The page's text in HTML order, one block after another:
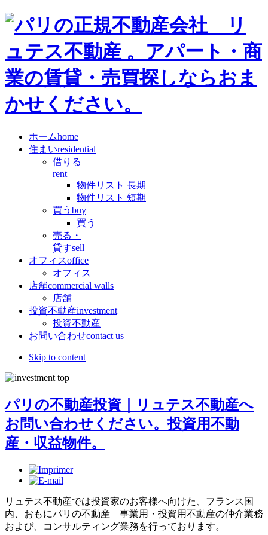
ホームhome
住まいresidential
借りる
rent
物件リスト 長期
物件リスト 短期
買う buy
買う
売る・
貸すsell
オフィスoffice
オフィス
店舗commercial walls
店舗
投資不動産investment
投資不動産
お問い合わせcontact us
Skip to content
パリの不動産投資｜リュテス不動産へ
お問い合わせください。投資用不動
産・収益物件。
リュテス不動産では投資家のお客様へ向けた、フランス国
内、おもにパリの不動産 事業用・投資用不動産の仲介業務
および、コンサルティング業務を行っております。